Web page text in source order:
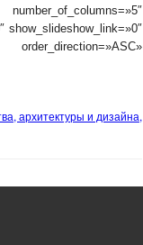
show_slideshow_link=»0″
архитектуры и дизайна,